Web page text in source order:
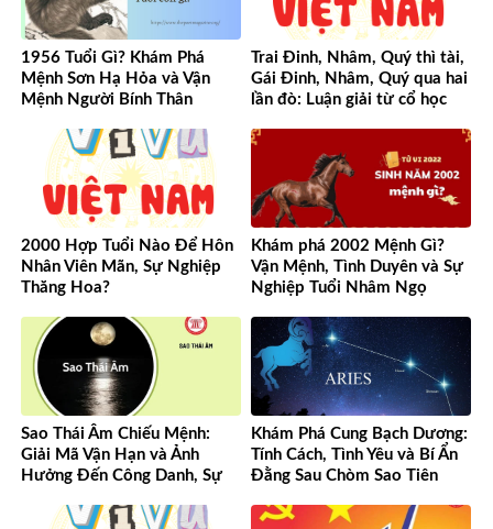
1956 Tuổi Gì? Khám Phá
Mệnh Sơn Hạ Hỏa và Vận
Mệnh Người Bính Thân
Trai Đinh, Nhâm, Quý thì tài,
Gái Đinh, Nhâm, Quý qua hai
lần đò: Luận giải từ cổ học
2000 Hợp Tuổi Nào Để Hôn
Nhân Viên Mãn, Sự Nghiệp
Thăng Hoa?
Khám phá 2002 Mệnh Gì?
Vận Mệnh, Tình Duyên và Sự
Nghiệp Tuổi Nhâm Ngọ
Sao Thái Âm Chiếu Mệnh:
Giải Mã Vận Hạn và Ảnh
Hưởng Đến Công Danh, Sự
Khám Phá Cung Bạch Dương:
Tính Cách, Tình Yêu và Bí Ẩn
Đằng Sau Chòm Sao Tiên